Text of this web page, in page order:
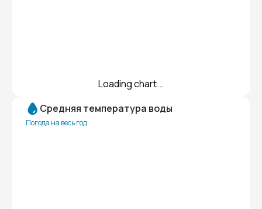
Loading chart...
Средняя температура воды
Погода на весь год